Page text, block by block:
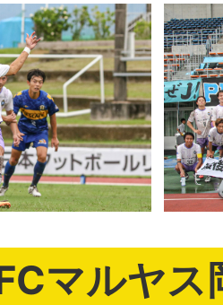
マルヤス